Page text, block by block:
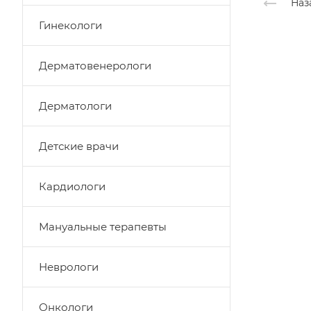
Гинекологи
Дерматовенерологи
Дерматологи
Детские врачи
Кардиологи
Мануальные терапевты
Неврологи
Онкологи